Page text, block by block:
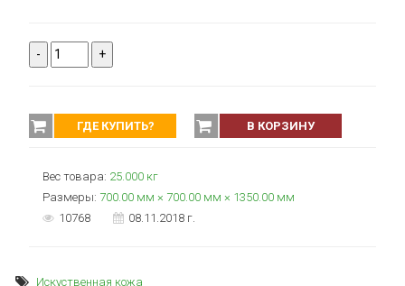
- +
ГДЕ КУПИТЬ? В КОРЗИНУ
Вес товара: 25.000 кг
Размеры: 700.00 мм × 700.00 мм × 1350.00 мм
10768
08.11.2018 г.
Искуственная кожа